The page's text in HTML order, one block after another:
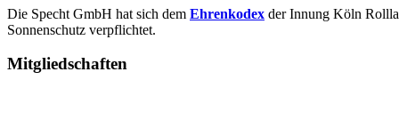
Die Specht GmbH hat sich dem Ehrenkodex der Innung Köln
Sonnenschutz verpflichtet.
Mitgliedschaften